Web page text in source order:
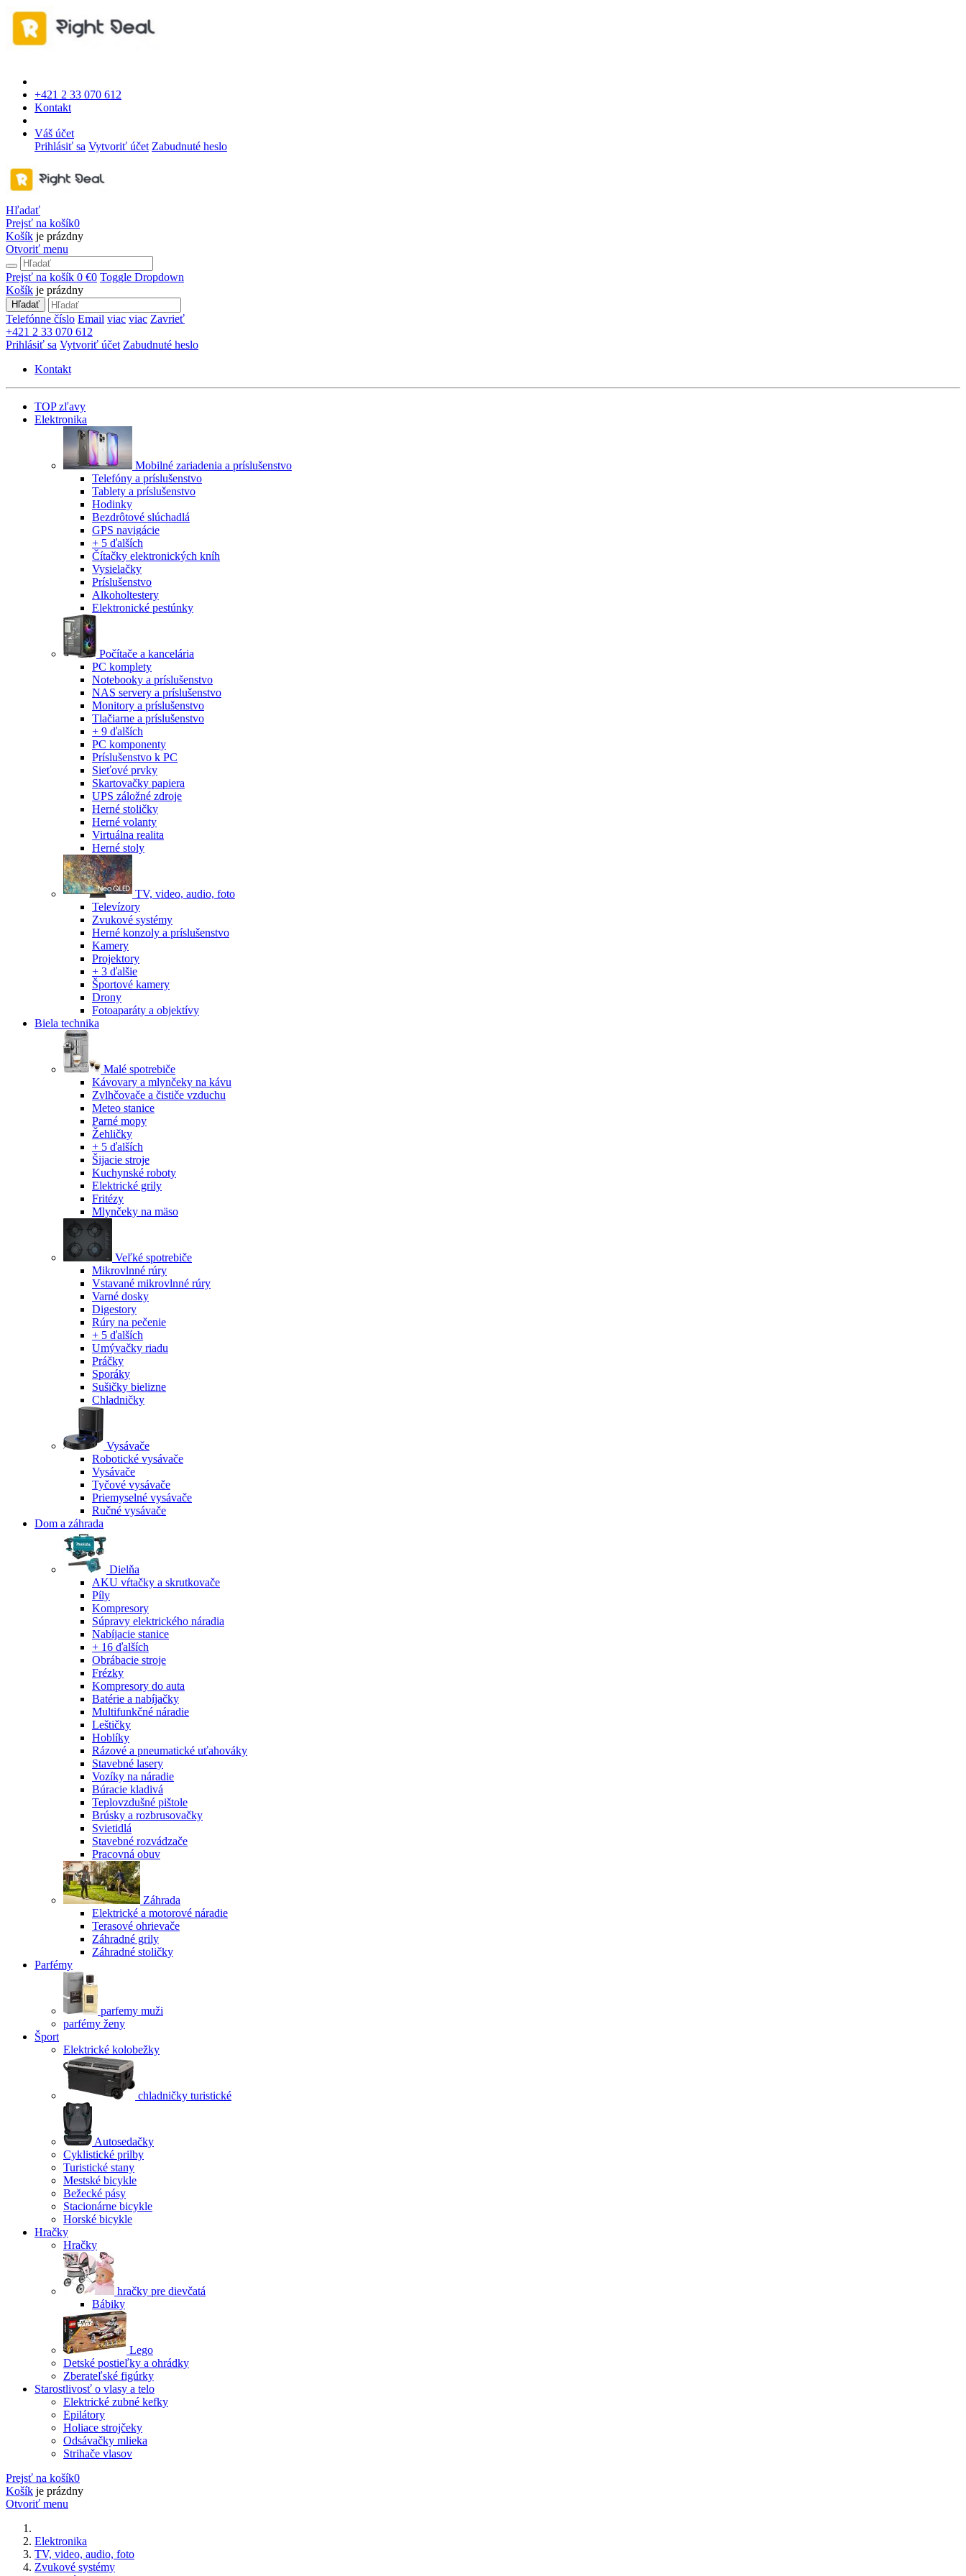
+421 2 33 070 612
Kontakt
Váš účet
Prihlásiť sa Vytvoriť účet Zabudnuté heslo
Hľadať
Prejsť na košík0
Košík je prázdny
Otvoriť menu
Prejsť na košík 0 €0 Toggle Dropdown
Košík je prázdny
Hľadať
Telefónne číslo Email viac viac Zavrieť
+421 2 33 070 612
Prihlásiť sa Vytvoriť účet Zabudnuté heslo
Kontakt
TOP zľavy
Elektronika
Mobilné zariadenia a príslušenstvo
Telefóny a príslušenstvo
Tablety a príslušenstvo
Hodinky
Bezdrôtové slúchadlá
GPS navigácie
+ 5 ďalších
Čítačky elektronických kníh
Vysielačky
Príslušenstvo
Alkoholtestery
Elektronické pestúnky
Počítače a kancelária
PC komplety
Notebooky a príslušenstvo
NAS servery a príslušenstvo
Monitory a príslušenstvo
Tlačiarne a príslušenstvo
+ 9 ďalších
PC komponenty
Príslušenstvo k PC
Sieťové prvky
Skartovačky papiera
UPS záložné zdroje
Herné stoličky
Herné volanty
Virtuálna realita
Herné stoly
TV, video, audio, foto
Televízory
Zvukové systémy
Herné konzoly a príslušenstvo
Kamery
Projektory
+ 3 ďalšie
Športové kamery
Drony
Fotoaparáty a objektívy
Biela technika
Malé spotrebiče
Kávovary a mlynčeky na kávu
Zvlhčovače a čističe vzduchu
Meteo stanice
Parné mopy
Žehličky
+ 5 ďalších
Šijacie stroje
Kuchynské roboty
Elektrické grily
Fritézy
Mlynčeky na mäso
Veľké spotrebiče
Mikrovlnné rúry
Vstavané mikrovlnné rúry
Varné dosky
Digestory
Rúry na pečenie
+ 5 ďalších
Umývačky riadu
Práčky
Sporáky
Sušičky bielizne
Chladničky
Vysávače
Robotické vysávače
Vysávače
Tyčové vysávače
Priemyselné vysávače
Ručné vysávače
Dom a záhrada
Dielňa
AKU vŕtačky a skrutkovače
Píly
Kompresory
Súpravy elektrického náradia
Nabíjacie stanice
+ 16 ďalších
Obrábacie stroje
Frézky
Kompresory do auta
Batérie a nabíjačky
Multifunkčné náradie
Leštičky
Hoblíky
Rázové a pneumatické uťahováky
Stavebné lasery
Vozíky na náradie
Búracie kladivá
Teplovzdušné pištole
Brúsky a rozbrusovačky
Svietidlá
Stavebné rozvádzače
Pracovná obuv
Záhrada
Elektrické a motorové náradie
Terasové ohrievače
Záhradné grily
Záhradné stoličky
Parfémy
parfemy muži
parfémy ženy
Šport
Elektrické kolobežky
chladničky turistické
Autosedačky
Cyklistické prilby
Turistické stany
Mestské bicykle
Bežecké pásy
Stacionárne bicykle
Horské bicykle
Hračky
Hračky
hračky pre dievčatá
Bábiky
Lego
Detské postieľky a ohrádky
Zberateľské figúrky
Starostlivosť o vlasy a telo
Elektrické zubné kefky
Epilátory
Holiace strojčeky
Odsávačky mlieka
Strihače vlasov
Prejsť na košík0
Košík je prázdny
Otvoriť menu
Elektronika
TV, video, audio, foto
Zvukové systémy